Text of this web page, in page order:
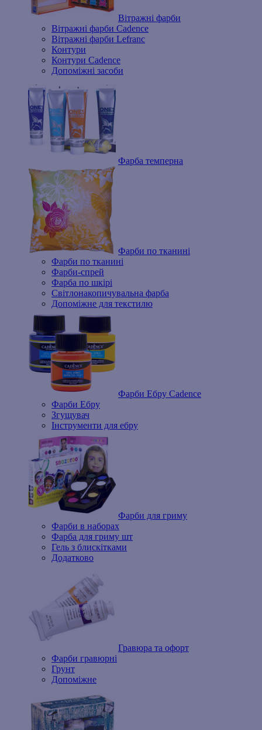
Вітражні фарби
Вітражні фарби Cadence
Вітражні фарби Lefranc
Контури
Контури Cadence
Допоміжні засоби
Фарба темперна
Фарби по тканині
Фарби по тканині
Фарби-спрей
Фарба по шкірі
Світлонакопичувальна фарба
Допоміжне для текстилю
Фарби Ебру Cadence
Фарби Ебру
Згущувач
Інструменти для ебру
Фарби для гриму
Фарби в наборах
Фарба для гриму шт
Гель з блискітками
Додатково
Гравюра та офорт
Фарби гравюрні
Грунт
Допоміжне